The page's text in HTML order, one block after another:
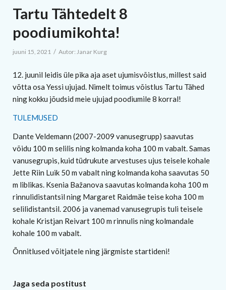
Tartu Tähtedelt 8
poodiumikohta!
juuni 15, 2021 / Autor: Janar Kurg
12. juunil leidis üle pika aja aset ujumisvõistlus, millest said
võtta osa Yessi ujujad. Nimelt toimus võistlus Tartu Tähed
ning kokku jõudsid meie ujujad poodiumile 8 korral!
TULEMUSED
Dante Veldemann (2007-2009 vanusegrupp) saavutas
võidu 100 m selilis ning kolmanda koha 100 m vabalt. Samas
vanusegrupis, kuid tüdrukute arvestuses ujus teisele kohale
Jette Riin Luik 50 m vabalt ning kolmanda koha saavutas 50
m liblikas. Ksenia Bažanova saavutas kolmanda koha 100 m
rinnulidistantsil ning Margaret Raidmäe teise koha 100 m
selilidistantsil. 2006 ja vanemad vanusegrupis tuli teisele
kohale Kristjan Reivart 100 m rinnulis ning kolmandale
kohale 100 m vabalt.
Õnnitlused võitjatele ning järgmiste startideni!
Jaga seda postitust